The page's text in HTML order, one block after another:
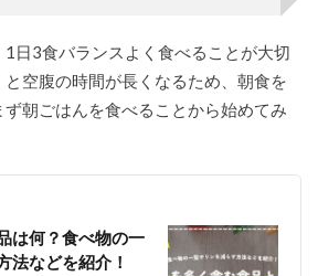
日3食バランスよく食べることが大切
空腹の時間が長くなるため、朝食を
朝ごはんを食べることから始めてみ
は何？食べ物の一
法などを紹介！